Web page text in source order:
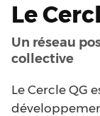
Le
Un réseau
collective
Le Cercle QG